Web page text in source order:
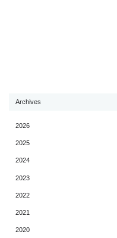
Archives
2026
2025
2024
2023
2022
2021
2020